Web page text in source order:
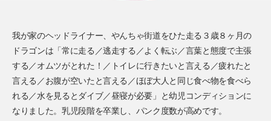
我が家のヘッドライナー、やんちゃ街道をひた走る３歳８ヶ月の
ドラゴンは「常に走る／逃走する／よく転ぶ／言葉と態度で主張
する／オムツがとれた！／トイレに行きたいと言える／疲れたと
言える／お腹が空いたと言える／ほぼ大人と同じ食べ物を食べら
れる／水を見るとダイブ／昼寝が必要」と幼児コンディションに
なりました。乳児段階を卒業し、パンク度数が高めです。